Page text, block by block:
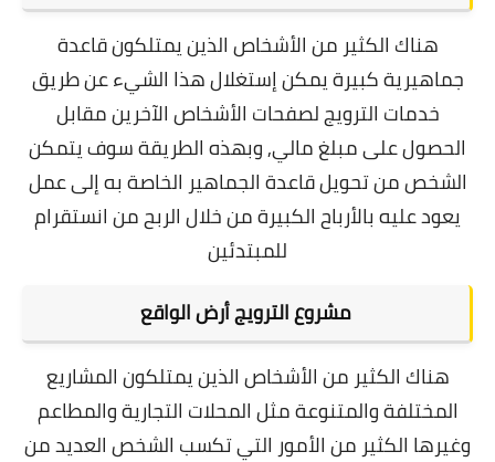
هناك الكثير من الأشخاص الذين يمتلكون قاعدة
جماهيرية كبيرة يمكن إستغلال هذا الشيء عن طريق
خدمات الترويج لصفحات الأشخاص الآخرين مقابل
الحصول على مبلغ مالي,وبهذه الطريقة سوف يتمكن
الشخص من تحويل قاعدة الجماهير الخاصة به إلى عمل
يعود عليه بالأرباح الكبيرة من خلالالربح من انستقرام
للمبتدئين
مشروع الترويج أرض الواقع
هناك الكثير من الأشخاص الذين يمتلكون المشاريع
المختلفة والمتنوعة مثل المحلات التجارية والمطاعم
وغيرها الكثير من الأمور التي تكسب الشخص العديد من